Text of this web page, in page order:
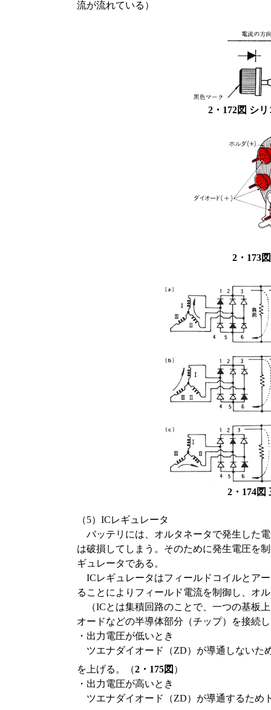
流が流れている）
2・172図 シ
2・173
2・174図
（5）ICレギュレータ
バッテリには、オルタネータで発生した
は破損してしまう。そのために発生電圧を
ギュレータである。
ICレギュレータはフィールドコイルとア
ることによりフィールド電流を制御し、オ
（ICとは集積回路のことで、一つの基板
オードなどの半導体部分（チップ）を接続
・出力電圧が低いとき
ツエナダイオード（ZD）が導通しないた
を上げる。（2・175図 ）
・出力電圧が高いとき
ツエナダイオード（ZD）が導通するため